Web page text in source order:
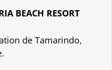
BEACH RESORT
de Tamarindo,